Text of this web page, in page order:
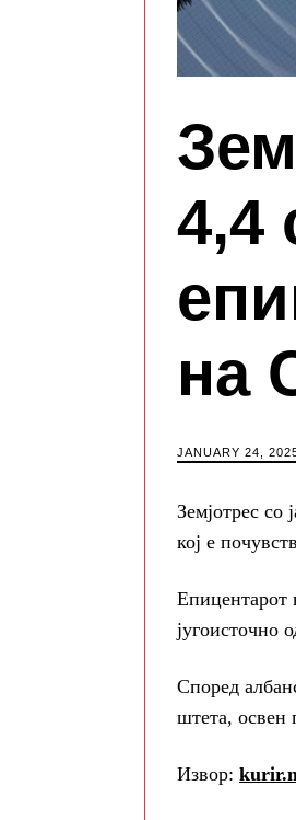
4,4
на
JANUARY 24,
Земјотрес со
кој е
Епицентарот
југоисточно
Според
штета, освен
Извор: